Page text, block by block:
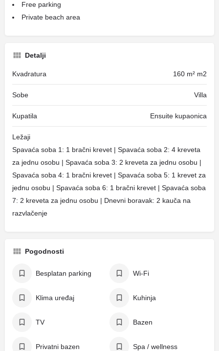
Free parking
Private beach area
Detalji
Kvadratura 160 m² m2
Sobe Villa
Kupatila Ensuite kupaonica
Ležaji
Spavaća soba 1: 1 bračni krevet | Spavaća soba 2: 4 kreveta
za jednu osobu | Spavaća soba 3: 2 kreveta za jednu osobu |
Spavaća soba 4: 1 bračni krevet | Spavaća soba 5: 1 krevet za
jednu osobu | Spavaća soba 6: 1 bračni krevet | Spavaća soba
7: 2 kreveta za jednu osobu | Dnevni boravak: 2 kauča na
razvlačenje
Pogodnosti
Besplatan parking Wi-Fi
Klima uređaj Kuhinja
TV Bazen
Privatni bazen Spa / wellness